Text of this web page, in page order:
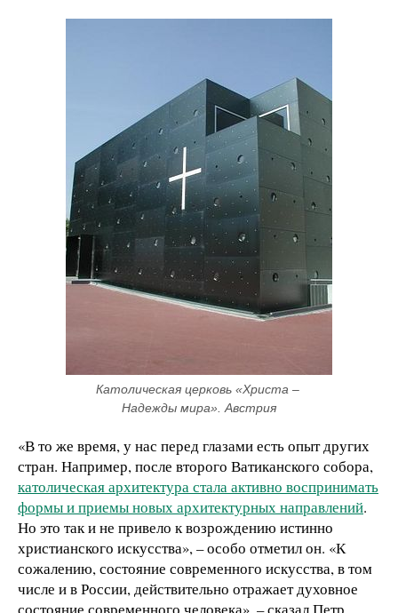
Католическая церковь «Христа –
Надежды мира». Австрия
«В то же время, у нас перед глазами есть опыт других
стран. Например, после второго Ватиканского собора,
католическая архитектура стала активно воспринимать
формы и приемы новых архитектурных направлений.
Но это так и не привело к возрождению истинно
христианского искусства», – особо отметил он. «К
сожалению, состояние современного искусства, в том
числе и в России, действительно отражает духовное